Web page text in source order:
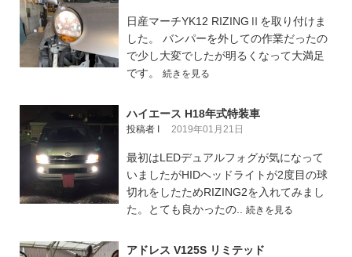
日産マーチYK12 RIZINGⅡを取り付けま
した。 バンパーを外しての作業だったの
で少し大変でしたが明るくなって大満足
です。 続きを見る
ハイエース H18年式特装車
投稿者 I 2019年01月21日
最初はLEDデュアルフォグが気になって
いましたがHIDヘッドライトが2度目の球
切れをしたためRIZING2を入れてみまし
た。とても良かったの.. 続きを見る
アドレス V125S リミテッド